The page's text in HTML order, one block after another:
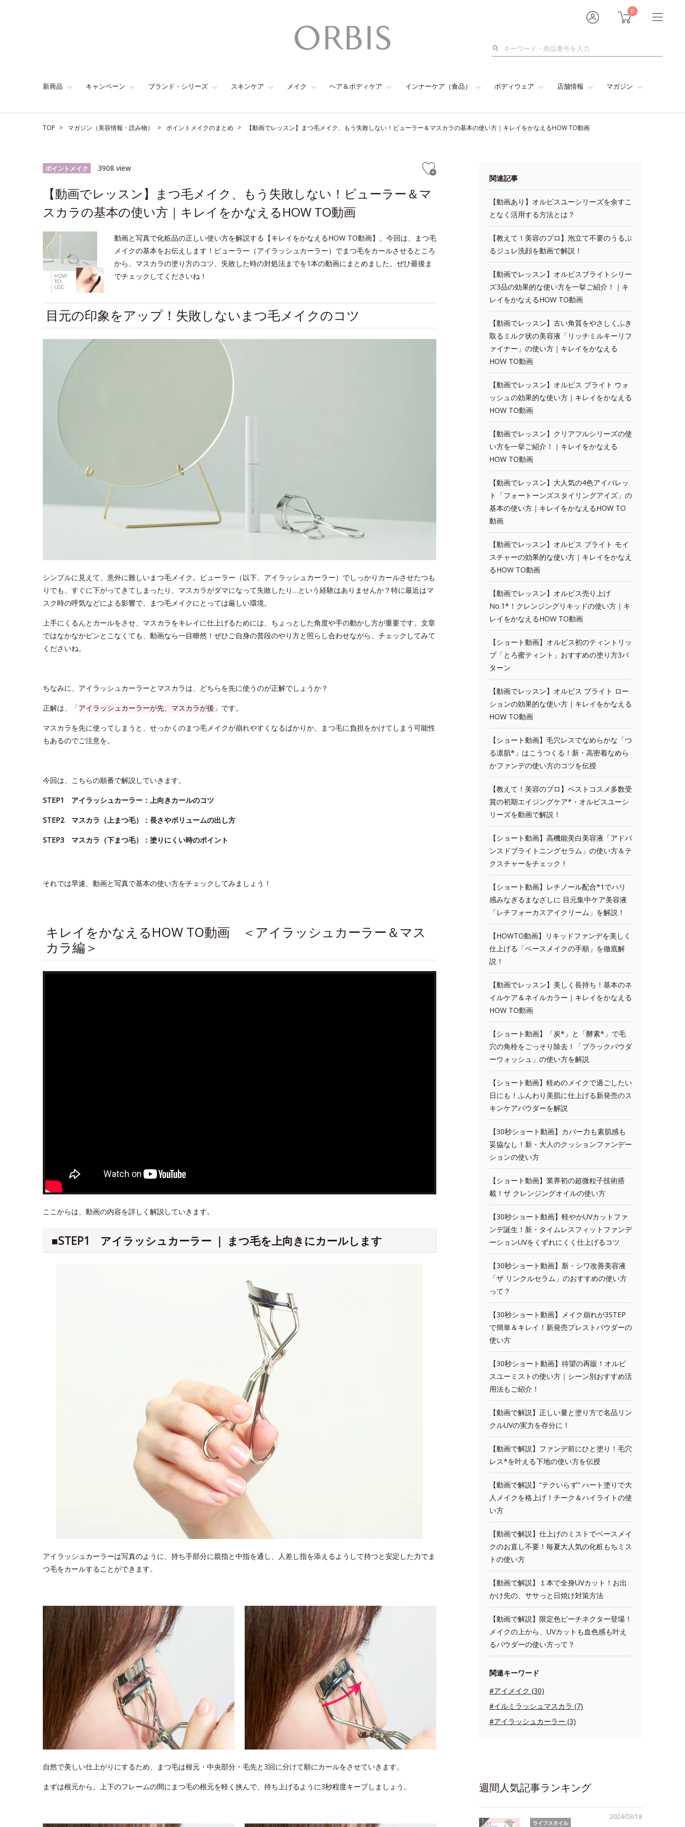
0
検
新商品 キャンペーン ブランド・シリーズ スキンケア メイク ヘア＆ボディケア インナーケア（食品） ボディウェア 店舗情報 マガジン
TOP マガジン（美容情報・読み物） ポイントメイクのまとめ 【動画でレッスン】まつ毛メイク、もう失敗しない！ビューラー＆マスカラの基本の使い方｜キレイをかなえるHOW TO動画
ポイントメイク 3908 view
【動画でレッスン】まつ毛メイク、もう失敗しない！ビューラー＆マ
スカラの基本の使い方｜キレイをかなえるHOW TO動画
動画と写真で化粧品の正しい使い方を解説する【キレイをかなえるHOW TO動画】。今回は、まつ毛
メイクの基本をお伝えします！ビューラー（アイラッシュカーラー）でまつ毛をカールさせるところ
から、マスカラの塗り方のコツ、失敗した時の対処法までを1本の動画にまとめました。ぜひ最後ま
でチェックしてくださいね！
目元の印象をアップ！失敗しないまつ毛メイクのコツ
シンプルに見えて、意外に難しいまつ毛メイク。ビューラー（以下、アイラッシュカーラー）でしっかりカールさせたつも
りでも、すぐに下がってきてしまったり、マスカラがダマになって失敗したり…という経験はありませんか？特に最近はマ
スク時の呼気などによる影響で、まつ毛メイクにとっては厳しい環境。
上手にくるんとカールをさせ、マスカラをキレイに仕上げるためには、ちょっとした角度や手の動かし方が重要です。文章
ではなかなかピンとこなくても、動画なら一目瞭然！ぜひご自身の普段のやり方と照らし合わせながら、チェックしてみて
くださいね。
ちなみに、アイラッシュカーラーとマスカラは、どちらを先に使うのが正解でしょうか？
正解は、「アイラッシュカーラーが先、マスカラが後 」です。
マスカラを先に使ってしまうと、せっかくのまつ毛メイクが崩れやすくなるばかりか、まつ毛に負担をかけてしまう可能性
もあるのでご注意を。
今回は、こちらの順番で解説していきます。
STEP1 アイラッシュカーラー：上向きカールのコツ
STEP2 マスカラ（上まつ毛）：長さやボリュームの出し方
STEP3 マスカラ（下まつ毛）：塗りにくい時のポイント
それでは早速、動画と写真で基本の使い方をチェックしてみましょう！
キレイをかなえるHOW TO動画 ＜アイラッシュカーラー＆マス
カラ編＞
ここからは、動画の内容を詳しく解説していきます。
■STEP1 アイラッシュカーラー ｜ まつ毛を上向きにカールします
アイラッシュカーラーは写真のように、持ち手部分に親指と中指を通し、人差し指を添えるようして持つと安定した力でま
つ毛をカールすることができます。
自然で美しい仕上がりにするため、まつ毛は根元・中央部分・毛先と3回に分けて順にカールをさせていきます。
まずは根元から。上下のフレームの間にまつ毛の根元を軽く挟んで、持ち上げるように3秒程度キープしましょう。
関連記事
【動画あり】オルビスユーシリーズを余すこ
となく活用する方法とは？
【教えて！美容のプロ】泡立て不要のうるぷ
るジュレ洗顔を動画で解説！
【動画でレッスン】オルビスブライトシリー
ズ3品の効果的な使い方を一挙ご紹介！｜キ
レイをかなえるHOW TO動画
【動画でレッスン】古い角質をやさしくふき
取るミルク状の美容液「リッチミルキーリフ
ァイナー」の使い方｜キレイをかなえる
HOW TO動画
【動画でレッスン】オルビス ブライト ウォ
ッシュの効果的な使い方｜キレイをかなえる
HOW TO動画
【動画でレッスン】クリアフルシリーズの使
い方を一挙ご紹介！｜キレイをかなえる
HOW TO動画
【動画でレッスン】大人気の4色アイパレッ
ト「フォートーンズスタイリングアイズ」の
基本の使い方｜キレイをかなえるHOW TO
動画
【動画でレッスン】オルビス ブライト モイ
スチャーの効果的な使い方｜キレイをかなえ
るHOW TO動画
【動画でレッスン】オルビス売り上げ
No.1*！クレンジングリキッドの使い方｜キ
レイをかなえるHOW TO動画
【ショート動画】オルビス初のティントリッ
プ「とろ蜜ティント」おすすめの塗り方3パ
ターン
【動画でレッスン】オルビス ブライト ロー
ションの効果的な使い方｜キレイをかなえる
HOW TO動画
【ショート動画】毛穴レスでなめらかな「つ
る凛肌*」はこうつくる！新・高密着なめら
かファンデの使い方のコツを伝授
【教えて！美容のプロ】ベストコスメ多数受
賞の初期エイジングケア*・オルビスユーシ
リーズを動画で解説！
【ショート動画】高機能美白美容液「アドバ
ンスドブライトニングセラム」の使い方＆テ
クスチャーをチェック！
【ショート動画】レチノール配合*1でハリ
感みなぎるまなざしに 目元集中ケア美容液
「レチフォーカスアイクリーム」を解説！
【HOWTO動画】リキッドファンデを美しく
仕上げる「ベースメイクの手順」を徹底解
説！
【動画でレッスン】美しく長持ち！基本のネ
イルケア＆ネイルカラー｜キレイをかなえる
HOW TO動画
【ショート動画】「炭*」と「酵素*」で毛
穴の角栓をごっそり除去！「ブラックパウダ
ーウォッシュ」の使い方を解説
【ショート動画】軽めのメイクで過ごしたい
日にも！ふんわり美肌に仕上げる新発売のス
キンケアパウダーを解説
【30秒ショート動画】カバー力も素肌感も
妥協なし！新・大人のクッションファンデー
ションの使い方
【ショート動画】業界初の超微粒子技術搭
載！ザ クレンジングオイルの使い方
【30秒ショート動画】軽やかUVカットファ
ンデ誕生！新・タイムレスフィットファンデ
ーションUVをくずれにくく仕上げるコツ
【30秒ショート動画】新・シワ改善美容液
「ザ リンクルセラム」のおすすめの使い方
って？
【30秒ショート動画】メイク崩れが3STEP
で簡単＆キレイ！新発売プレストパウダーの
使い方
【30秒ショート動画】待望の再販！オルビ
スユーミストの使い方｜シーン別おすすめ活
用法もご紹介！
【動画で解説】正しい量と塗り方で名品リン
クルUVの実力を存分に！
【動画で解説】ファンデ前にひと塗り！毛穴
レス*を叶える下地の使い方を伝授
【動画で解説】“テクいらず” ハート塗りで大
人メイクを格上げ！チーク＆ハイライトの使
い方
【動画で解説】仕上げのミストでベースメイ
クのお直し不要！毎夏大人気の化粧もちミス
トの使い方
【動画で解説】１本で全身UVカット！お出
かけ先の、ササっと日焼け対策方法
【動画で解説】限定色ピーチネクター登場！
メイクの上から、UVカットも血色感も叶え
るパウダーの使い方って？
関連キーワード
#アイメイク (30)
#イルミラッシュマスカラ (7)
#アイラッシュカーラー (3)
週間人気記事ランキング
2024/03/18
ライフスタイル